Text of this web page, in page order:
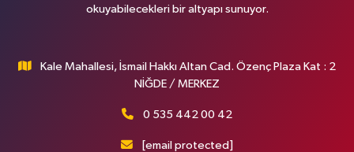
okuyabilecekleri bir altyapı sunuyor.
Kale Mahallesi, İsmail Hakkı Altan Cad. Özenç Plaza Kat : 2
NİĞDE / MERKEZ
0 535 442 00 42
[email protected]